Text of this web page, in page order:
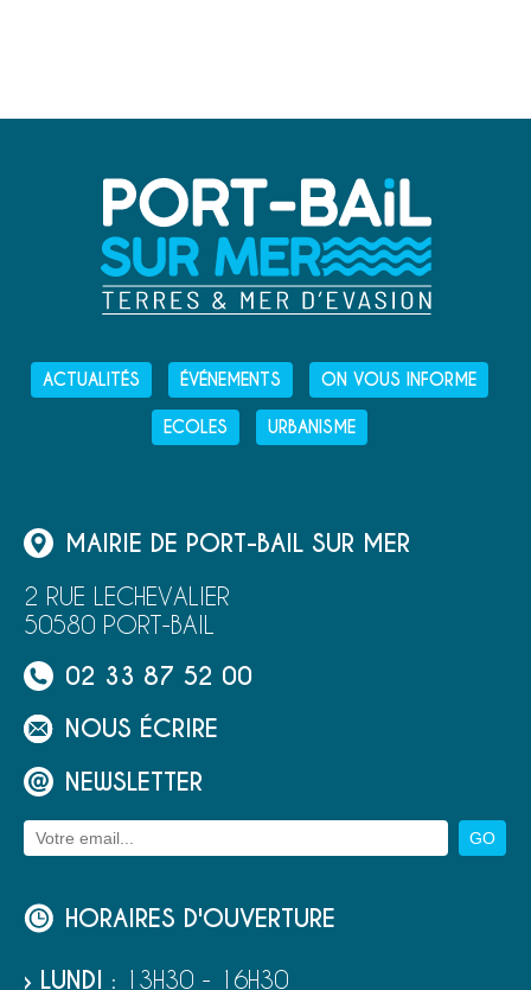
ACTUALITÉS ÉVÉNEMENTS ON VOUS INFORME
ECOLES URBANISME
MAIRIE DE PORT-BAIL SUR MER
2 RUE LECHEVALIER
50580 PORT-BAIL
02 33 87 52 00
NOUS ÉCRIRE
NEWSLETTER
HORAIRES D'OUVERTURE
› LUNDI : 13H30 - 16H30